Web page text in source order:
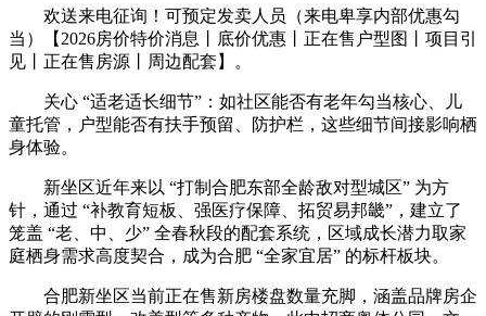
欢送来电征询！可预定发卖人员（来电卑享内部优惠勾
当）【2026房价特价消息丨底价优惠丨正在售户型图丨项目引
见丨正在售房源丨周边配套】。
关心 “适老适长细节”：如社区能否有老年勾当核心、儿
童托管，户型能否有扶手预留、防护栏，这些细节间接影响栖
身体验。
新坐区近年来以 “打制合肥东部全龄敌对型城区” 为方
针，通过 “补教育短板、强医疗保障、拓贸易邦畿”，建立了
笼盖 “老、中、少” 全春秋段的配套系统，区域成长潜力取家
庭栖身需求高度契合，成为合肥 “全家宜居” 的标杆板块。
合肥新坐区当前正在售新房楼盘数量充脚，涵盖品牌房企